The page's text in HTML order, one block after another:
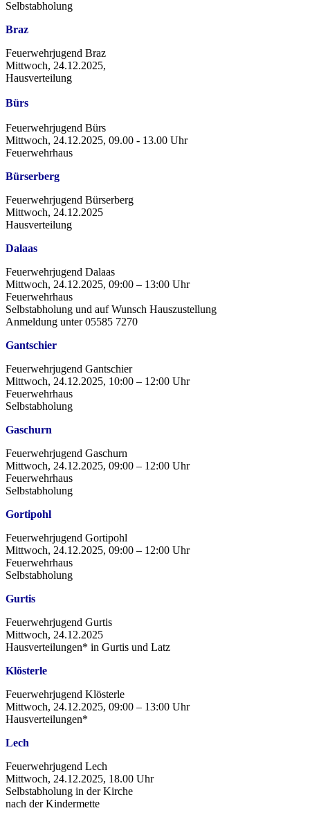
Selbstabholung
Braz
Feuerwehrjugend Braz
Mittwoch, 24.12.2025,
Hausverteilung
Bürs
Feuerwehrjugend Bürs
Mittwoch, 24.12.2025, 09.00 - 13.00 Uhr
Feuerwehrhaus
Bürserberg
Feuerwehrjugend Bürserberg
Mittwoch, 24.12.2025
Hausverteilung
Dalaas
Feuerwehrjugend Dalaas
Mittwoch, 24.12.2025, 09:00 – 13:00 Uhr
Feuerwehrhaus
Selbstabholung und auf Wunsch Hauszustellung
Anmeldung unter 05585 7270
Gantschier
Feuerwehrjugend Gantschier
Mittwoch, 24.12.2025, 10:00 – 12:00 Uhr
Feuerwehrhaus
Selbstabholung
Gaschurn
Feuerwehrjugend Gaschurn
Mittwoch, 24.12.2025, 09:00 – 12:00 Uhr
Feuerwehrhaus
Selbstabholung
Gortipohl
Feuerwehrjugend Gortipohl
Mittwoch, 24.12.2025, 09:00 – 12:00 Uhr
Feuerwehrhaus
Selbstabholung
Gurtis
Feuerwehrjugend Gurtis
Mittwoch, 24.12.2025
Hausverteilungen* in Gurtis und Latz
Klösterle
Feuerwehrjugend Klösterle
Mittwoch, 24.12.2025, 09:00 – 13:00 Uhr
Hausverteilungen*
Lech
Feuerwehrjugend Lech
Mittwoch, 24.12.2025, 18.00 Uhr
Selbstabholung in der Kirche
nach der Kindermette